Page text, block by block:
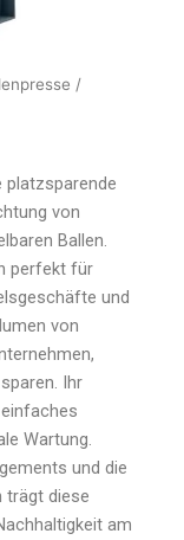
/
platzsparende
von
Ballen.
perfekt für
und
von
Ihr
Wartung.
und die
trägt diese
am